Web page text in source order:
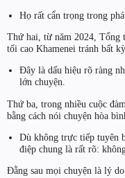
Họ rất cẩn trọng trong
Thứ hai, từ năm 2024, Tổng
tối cao Khamenei tránh bất
Đây là dấu hiệu rõ ràng
lớn chuyện.
Thứ ba, trong nhiều cuộc
bằng cách nói chuyện hòa
Dù không trực tiếp tuyên
điệp chung là rất rõ:
Đằng sau mọi chuyện là lý